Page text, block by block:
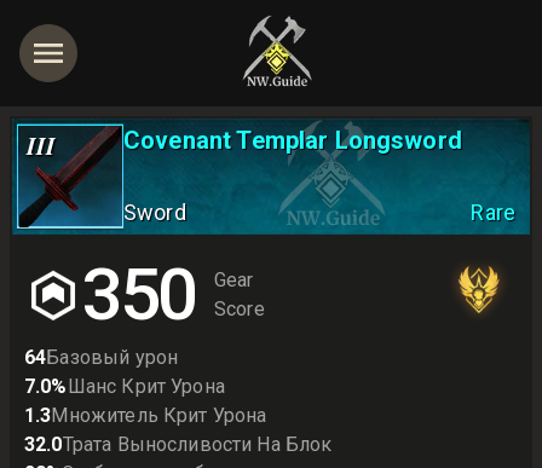
III Covenant Templar Longsword
Sword Rare
350
Gear
Score
64Базовый урон
7.0%Шанс Крит Урона
1.3Множитель Крит Урона
32.0Трата Выносливости На Блок